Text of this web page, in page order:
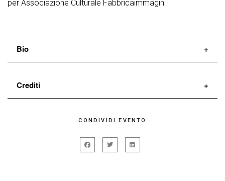
per Associazione Culturale Fabbricaimmagini
Bio
I Sacchi di Sabbia nascono a Pisa nel 1995 e nel
panorama della scena italiana si distinguono per la
Premio UBU Speciale
nel 2008, il
Crediti
adattamento e regia I Sacchi di Sabbia
Morosi
CONDIVIDI EVENTO